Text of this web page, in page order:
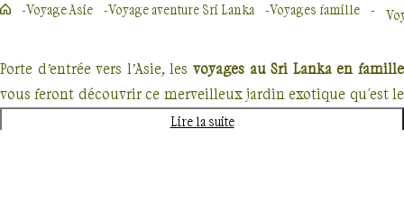
Voyage Asie Voyage aventure Sri Lanka Voyages famille
Porte d’entrée vers l’Asie, les voyages au Sri Lanka en famille
vous feront découvrir ce merveilleux jardin exotique qu'est le
Sri Lanka, riche d'une culture bouddhiste et hindouiste.
Lire la suite